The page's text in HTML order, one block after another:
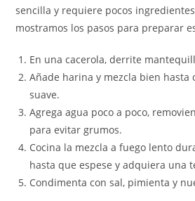
sencilla y requiere pocos
mostramos los pasos para preparar
En una cacerola, derrite
Añade harina y mezcla bien hasta
suave.
Agrega agua poco a poco,
para evitar grumos.
Cocina la mezcla a fuego lento
hasta que espese y adquiera una
Condimenta con sal, pimienta y